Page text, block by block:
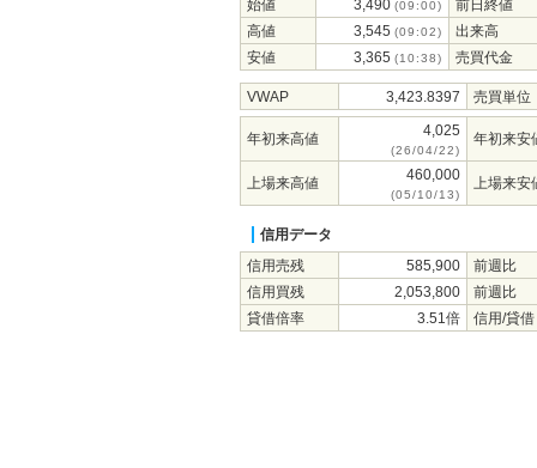
始値 3,490 (09:00)
前日終値
高値
3,545 (09:02)
出来高
安値
3,365 (10:38) 売買代金
VWAP 3,423.8397 売買単位
年初来高値 4,025
(26/04/22)
年初来安
上場来高値 460,000
(05/10/13)
上場来安
信用データ
信用売残
585,900
前週比
信用買残
2,053,800
前週比
貸借倍率
3.51倍 信用/貸借